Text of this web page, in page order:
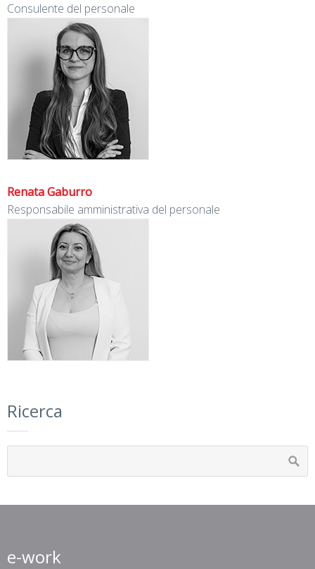
Consulente del personale
Renata Gaburro
Responsabile amministrativa del personale
Ricerca
e-work